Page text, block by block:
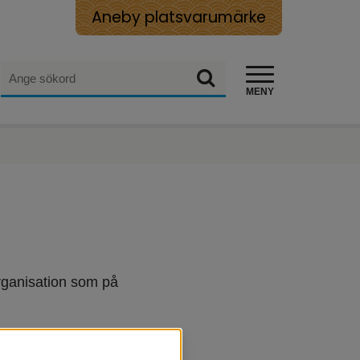
Aneby platsvarumärke
Sök
MENY
som på